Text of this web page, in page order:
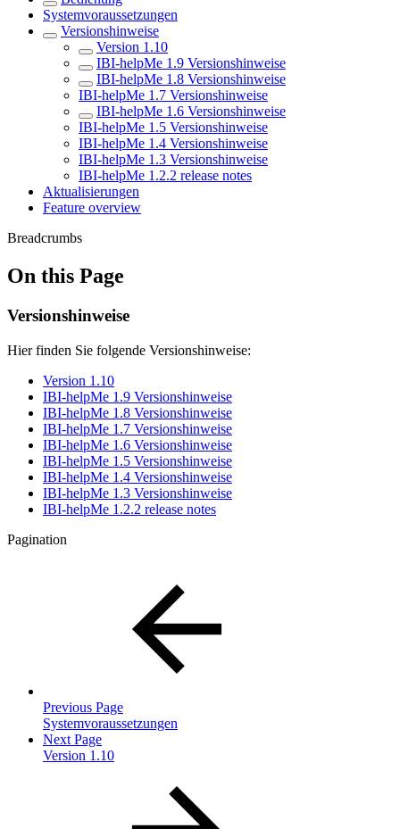
Systemvoraussetzungen
Versionshinweise
Version 1.10
IBI-helpMe 1.9 Versionshinweise
IBI-helpMe 1.8 Versionshinweise
IBI-helpMe 1.7 Versionshinweise
IBI-helpMe 1.6 Versionshinweise
IBI-helpMe 1.5 Versionshinweise
IBI-helpMe 1.4 Versionshinweise
IBI-helpMe 1.3 Versionshinweise
IBI-helpMe 1.2.2 release notes
Aktualisierungen
Feature overview
Breadcrumbs
On this Page
Versionshinweise
Hier finden Sie folgende Versionshinweise:
Version 1.10
IBI-helpMe 1.9 Versionshinweise
IBI-helpMe 1.8 Versionshinweise
IBI-helpMe 1.7 Versionshinweise
IBI-helpMe 1.6 Versionshinweise
IBI-helpMe 1.5 Versionshinweise
IBI-helpMe 1.4 Versionshinweise
IBI-helpMe 1.3 Versionshinweise
IBI-helpMe 1.2.2 release notes
Pagination
Previous Page
Systemvoraussetzungen
Next Page
Version 1.10